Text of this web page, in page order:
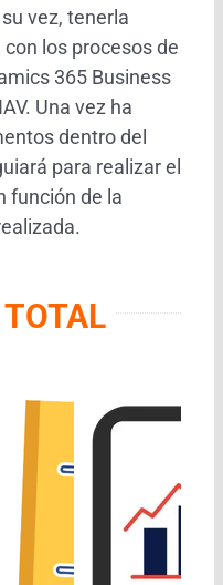
vez, tenerla
los procesos de
365 Business
Una vez ha
dentro del
para realizar el
función de la